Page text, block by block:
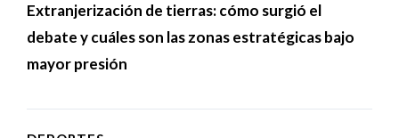
Extranjerización de tierras: cómo surgió el
debate y cuáles son las zonas estratégicas bajo
mayor presión